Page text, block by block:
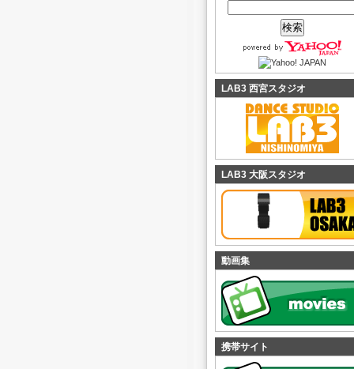
LAB3 西宮スタジオ
LAB3 大阪スタジオ
動画集
携帯サイト